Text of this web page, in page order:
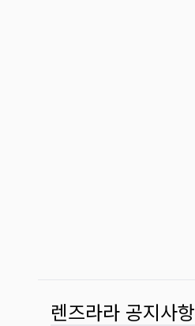
렌즈라라 공지사항